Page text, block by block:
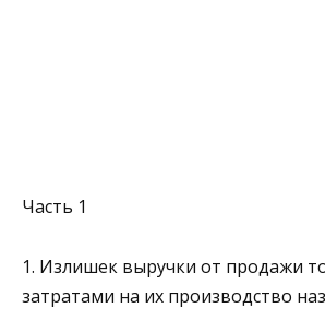
Часть 1
1. Излишек выручки от продажи
затратами на их производство